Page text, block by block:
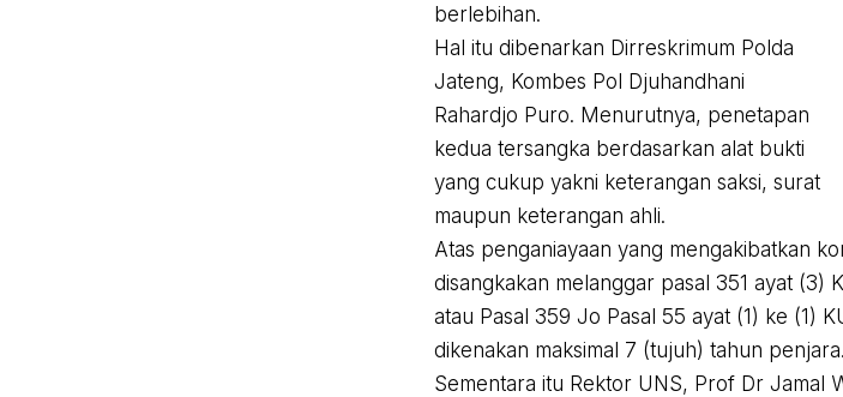
berlebihan.
Hal itu dibenarkan Dirreskrimum Polda
Jateng, Kombes Pol Djuhandhani
Rahardjo Puro. Menurutnya, penetapan
kedua tersangka berdasarkan alat bukti
yang cukup yakni keterangan saksi, surat
maupun keterangan ahli.
Atas penganiayaan yang mengakibatkan
disangkakan melanggar pasal 351 ayat (3)
atau Pasal 359 Jo Pasal 55 ayat (1) ke (1)
dikenakan maksimal 7 (tujuh) tahun penjara.
Sementara itu Rektor UNS, Prof Dr Jamal